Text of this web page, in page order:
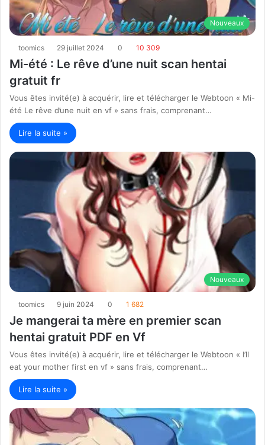
Nouveaux
toomics 29 juillet 2024 0 10 309
Mi-été : Le rêve d’une nuit scan hentai
gratuit fr
Vous êtes invité(e) à acquérir, lire et télécharger le Webtoon « Mi-
été Le rêve d’une nuit en vf » sans frais, comprenant…
Lire la suite »
Nouveaux
toomics 9 juin 2024 0 1 682
Je mangerai ta mère en premier scan
hentai gratuit PDF en Vf
Vous êtes invité(e) à acquérir, lire et télécharger le Webtoon « I’ll
eat your mother first en vf » sans frais, comprenant…
Lire la suite »